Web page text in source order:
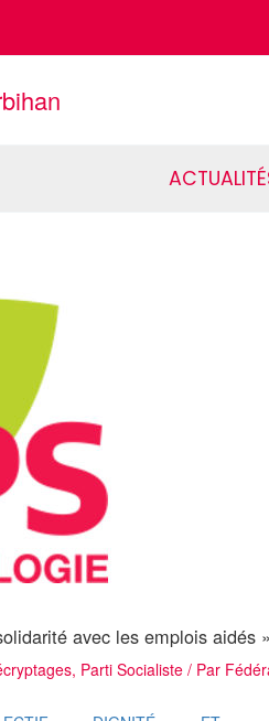
avec les emplois aidés »
, Parti Socialiste / Par